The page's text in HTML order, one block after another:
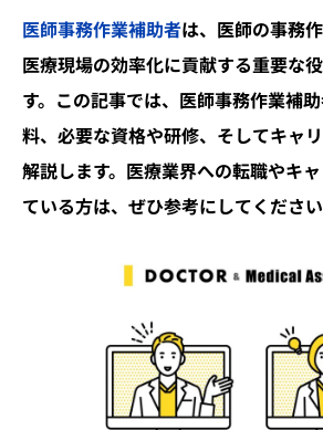
医師事務作業補助者は、医師の事務
医療現場の効率化に貢献する重要な
す。この記事では、医師事務作業補
料、必要な資格や研修、そしてキャ
解説します。医療業界への転職やキ
ている方は、ぜひ参考にしてください